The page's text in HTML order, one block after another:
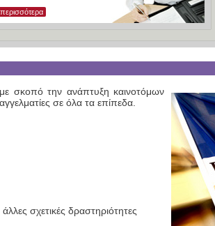
περισσότερα
σκοπό την ανάπτυξη καινοτόμων
σε όλα τα επίπεδα.
σχετικές δραστηριότητες